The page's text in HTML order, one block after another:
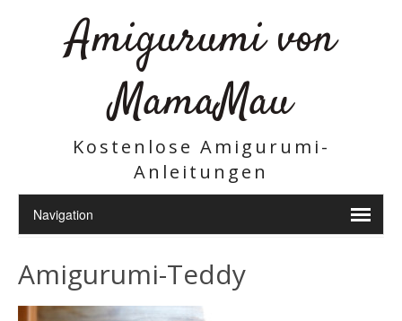
Amigurumi von
MamaMau
Kostenlose Amigurumi-
Anleitungen
Amigurumi-Teddy